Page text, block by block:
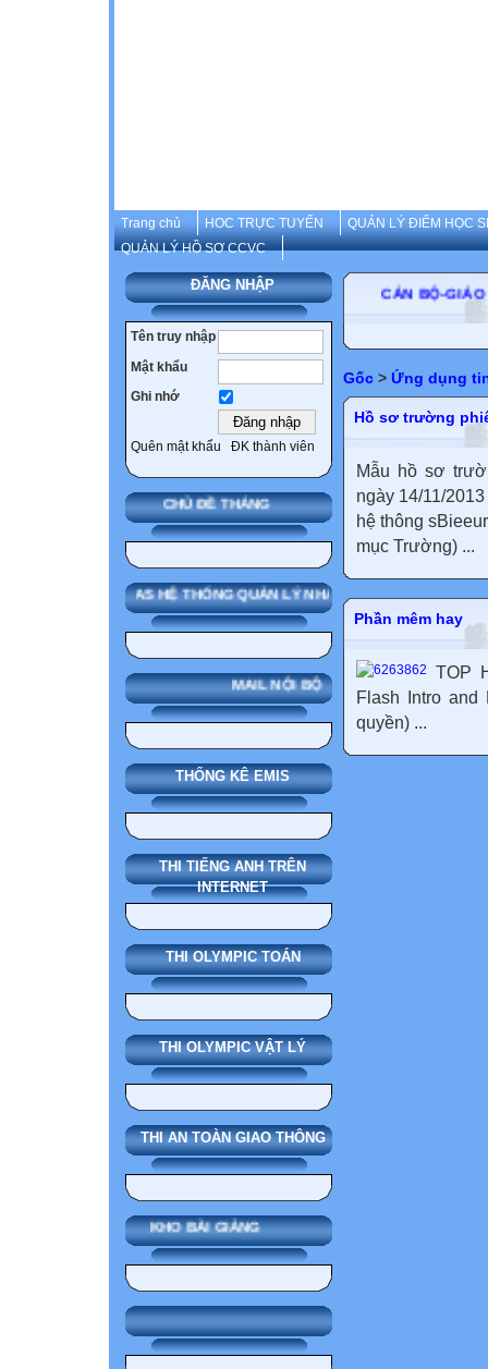
Trang chủ HOC TRỰC TUYẾN
QUẢN LÝ ĐIỂM HỌC
QUẢN LÝ HỒ SƠ CCVC
ĐĂNG NHẬP
Tên truy nhập
Mật khẩu
Ghi nhớ
Quên mật khẩu ĐK thành viên
CHỦ ĐỀ THÁNG
SMAS HỆ THỐNG QUẢN LÝ NHÀ TRƯỜNG
MAIL NỘI BỘ
THỐNG KÊ EMIS
THI TIẾNG ANH TRÊN
INTERNET
THI OLYMPIC TOÁN
THI OLYMPIC VẬT LÝ
THI AN TOÀN GIAO THÔNG
KHO BÀI GIẢNG
CÁN BỘ-GIÁO
Gốc > Ứng dụng
Hồ sơ trường
Mẫu hồ sơ
ngày 14/11/
hệ thông
mục Trường) ...
Phần mêm hay
TOP
Flash Intro and
quyền) ...